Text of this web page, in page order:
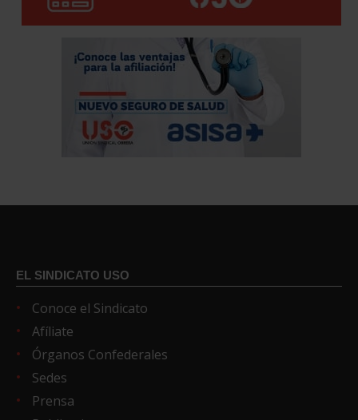
EL SINDICATO USO
Conoce el Sindicato
Afíliate
Órganos Confederales
Sedes
Prensa